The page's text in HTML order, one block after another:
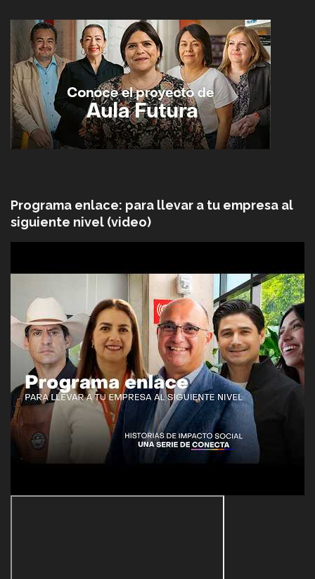
Programa enlace: para llevar a tu empresa al
siguiente nivel (video)